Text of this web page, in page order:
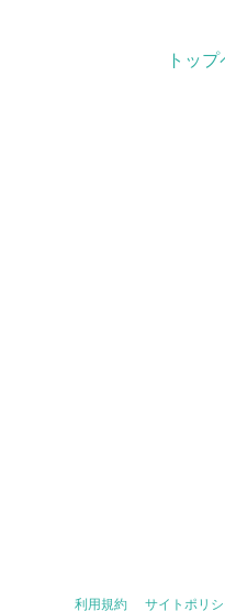
トッ
利用規約 サイトポリ